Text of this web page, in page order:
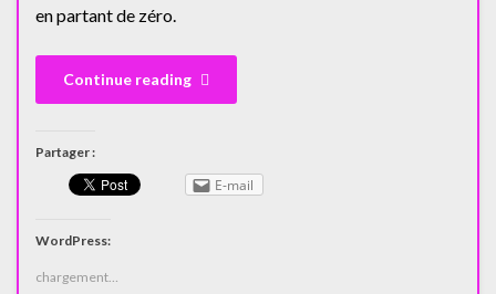
en partant de zéro.
Continue reading
Partager :
E-mail
WordPress:
chargement…